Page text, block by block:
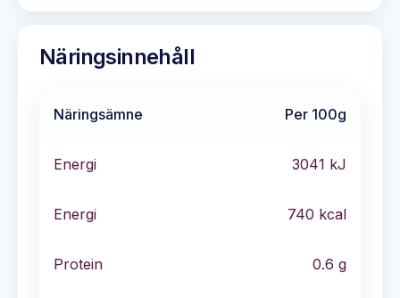
Näringsinnehåll
Näringsämne Per 100g
Energi 3041 kJ
Energi 740 kcal
Protein 0.6 g